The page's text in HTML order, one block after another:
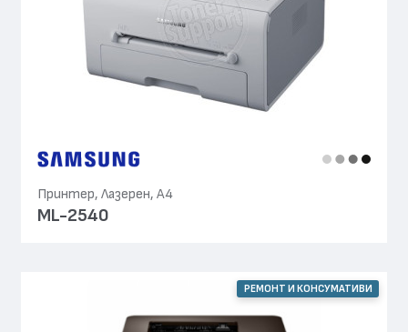
Принтер, Лазерен, А4
ML-2540
РЕМОНТ И КОНСУМАТИВИ